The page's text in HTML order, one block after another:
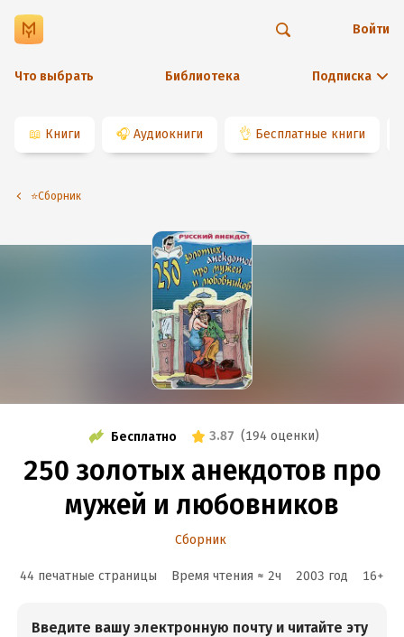
Что выбрать Библиотека Подписка
Войти
📖 Книги 🎧 Аудиокниги 👌 Бесплатные книги
⭐️Сборник
Бесплатно 3.87 (194 оценки)
250 золотых анекдотов про
мужей и любовников
Сборник
44 печатные страницы Время чтения ≈ 2ч 2003 год 16+
Введите вашу электронную почту и читайте эту